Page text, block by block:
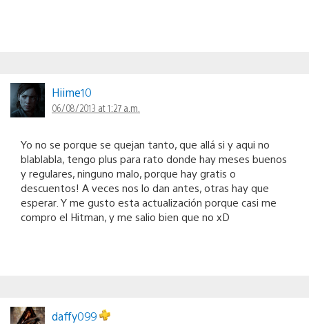
Hiime10
06/08/2013 at 1:27 a.m.
Yo no se porque se quejan tanto, que allá si y aqui no
blablabla, tengo plus para rato donde hay meses buenos
y regulares, ninguno malo, porque hay gratis o
descuentos! A veces nos lo dan antes, otras hay que
esperar. Y me gusto esta actualización porque casi me
compro el Hitman, y me salio bien que no xD
daffy099